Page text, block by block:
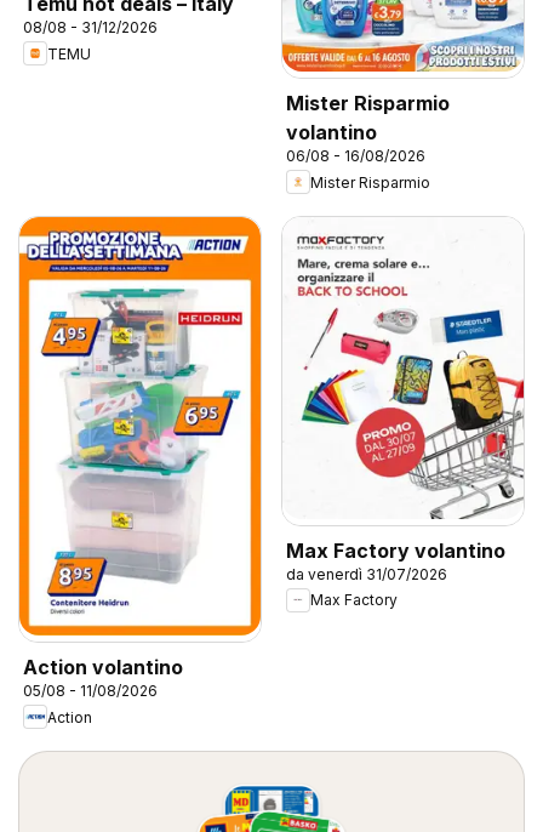
08/08 - 31/12/2026
TEMU
Mister Risparmio
volantino
06/08 - 16/08/2026
Mister Risparmio
Action volantino
05/08 - 11/08/2026
Action
Max Factory volantino
da venerdì 31/07/2026
Max Factory